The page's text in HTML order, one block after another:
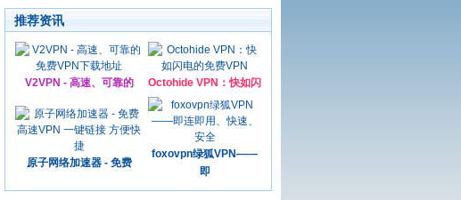
推荐资讯
V2VPN - 高速、可靠的 Octohide VPN：快如闪
原子网络加速器 - 免费
foxovpn绿狐VPN——
即